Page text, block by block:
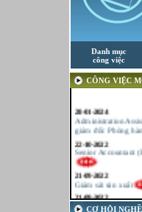
Danh mục
công việc
CÔNG VIỆC
Administration
giám đốc Phòng
22-10-2022
Senior Accountant
21-09-2022
Giám sát sản xuất
21-09-2022
Kế toán tổng hợp –
CƠ HỘI